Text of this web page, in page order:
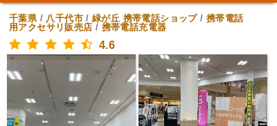
千葉県/ 八千代市/緑が丘 携帯電話ショップ/ 携帯電話
用アクセサリ販売店 / 携帯電話充電器
4.6